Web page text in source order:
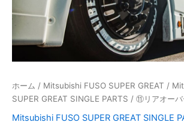
ホーム / Mitsubishi FUSO SUPER GREAT /
SUPER GREAT SINGLE PARTS / ⑪リアオーバ
Mitsubishi FUSO SUPER GREAT SINGLE
ン
6P
個